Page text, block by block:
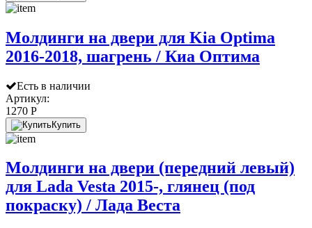
Молдинги на двери для Kia Optima
2016-2018, шагрень / Киа Оптима
Есть в наличии
Артикул:
1270 P
Купить
Молдинги на двери (передний левый)
для Lada Vesta 2015-, глянец (под
покраску) / Лада Веста